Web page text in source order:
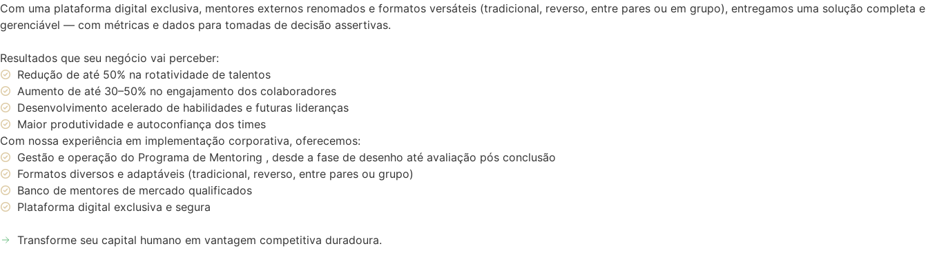
Com uma plataforma digital exclusiva, mentores externos renomados e formatos versáteis (tradicional, reverso, entre pares ou em grupo), entregamos uma solução completa e
gerenciável — com métricas e dados para tomadas de decisão assertivas.
Resultados que seu negócio vai perceber:
Redução de até 50% na rotatividade de talentos
Aumento de até 30–50% no engajamento dos colaboradores
Desenvolvimento acelerado de habilidades e futuras lideranças
Maior produtividade e autoconfiança dos times
Com nossa experiência em implementação corporativa, oferecemos:
Gestão e operação do Programa de Mentoring , desde a fase de desenho até avaliação pós conclusão
Formatos diversos e adaptáveis (tradicional, reverso, entre pares ou grupo)
Banco de mentores de mercado qualificados
Plataforma digital exclusiva e segura
Transforme seu capital humano em vantagem competitiva duradoura.